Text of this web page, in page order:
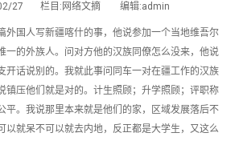
02/27 栏目:网络文摘 编辑:admin
外国人写新疆喀什的事，他说参加一个当地维吾尔
一的外族人。问对方他的汉族同僚怎么没来，他说
开话说别的。我就此事问同车一对在疆工作的汉族
镇压他们就是对的。计生照顾；升学照顾；评职称
平。我说那里本来就是他们的家，区域发展落后不
以就呆不可以就去内地，反正都是大学生，又这么